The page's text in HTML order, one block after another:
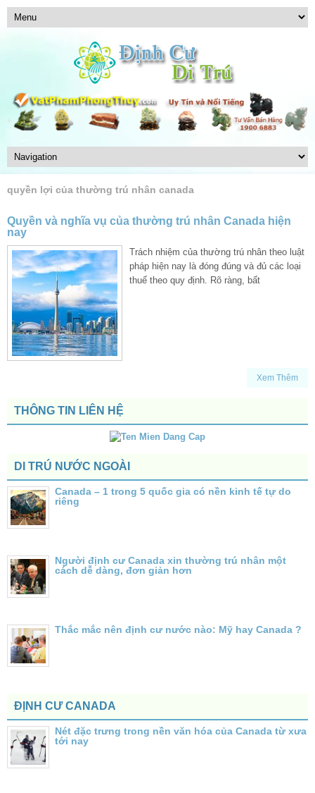
quyền lợi của thường trú nhân canada
Quyền và nghĩa vụ của thường trú nhân Canada hiện
nay
Trách nhiệm của thường trú nhân theo luật
pháp hiện nay là đóng đúng và đủ các loại
thuế theo quy định. Rõ ràng, bất
Xem Thêm
THÔNG TIN LIÊN HỆ
DI TRÚ NƯỚC NGOÀI
Canada – 1 trong 5 quốc gia có nền kinh tế tự do
riêng
Người định cư Canada xin thường trú nhân một
cách dễ dàng, đơn giản hơn
Thắc mắc nên định cư nước nào: Mỹ hay Canada ?
ĐỊNH CƯ CANADA
Nét đặc trưng trong nền văn hóa của Canada từ xưa
tới nay